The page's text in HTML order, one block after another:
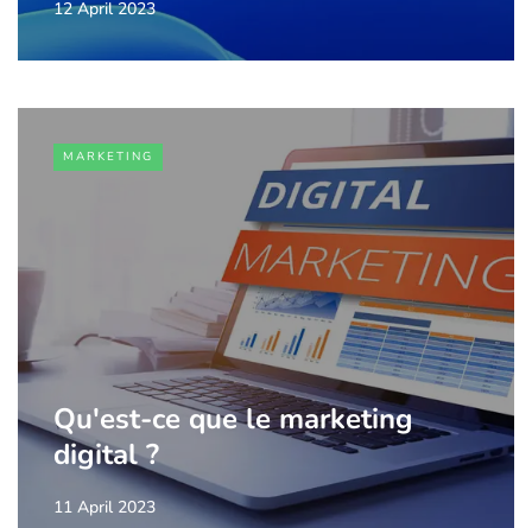
12 April 2023
MARKETING
Qu'est-ce que le marketing
digital ?
11 April 2023